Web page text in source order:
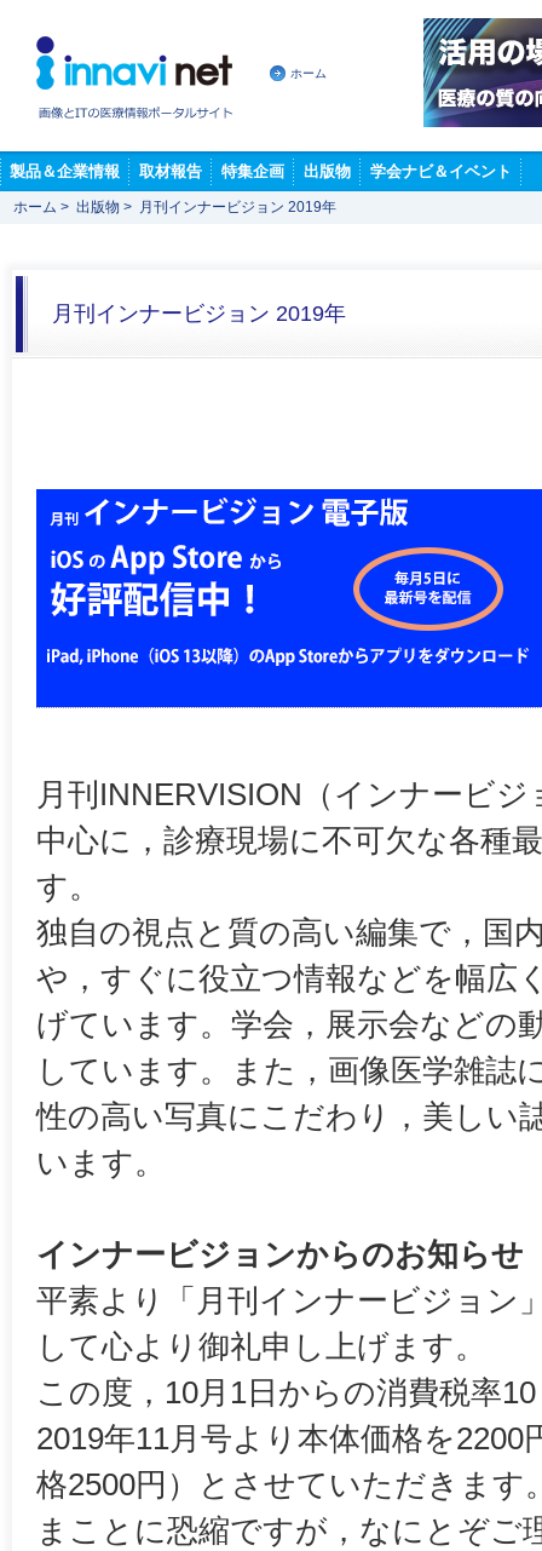
ホーム
製品＆企業情報 取材報告 特集企画 出版物 学会ナビ＆イベント
ホーム > 出版物 > 月刊インナービジョン 2019年
月刊インナービジョン 2019年
月刊INNERVISION（インナービ
中心に，診療現場に不可欠な各種
す。
独自の視点と質の高い編集で，国
や，すぐに役立つ情報などを幅広
げています。学会，展示会などの
しています。また，画像医学雑誌
性の高い写真にこだわり，美しい
います。
インナービジョンからのお知らせ
平素より「月刊インナービジョン
して心より御礼申し上げます。
この度，10月1日からの消費税率
2019年11月号より本体価格を2200
格2500円）とさせていただきます
まことに恐縮ですが，なにとぞご